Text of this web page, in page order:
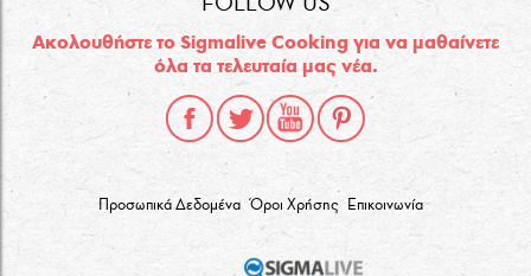
Ακολουθήστε το Sigmalive Cooking για να μαθαίνετε
όλα τα τελευταία μας νέα.
Προσωπικά Δεδομένα Όροι Χρήσης Επικοινωνία